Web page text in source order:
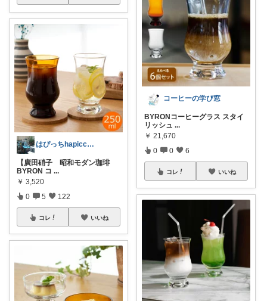
はぴっちhapicchi💎🏃感謝💐
【廣田硝子 昭和モダン珈琲
BYRON コ ...
￥ 3,520
0 5 122
コレ いいね
コーヒーの学び窓
BYRONコーヒーグラス スタイ
リッシュ ...
￥ 21,670
0 0 6
コレ いいね